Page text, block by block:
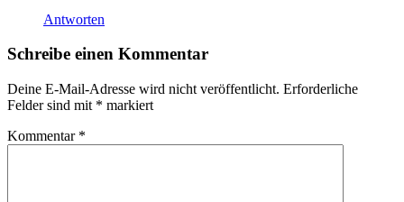
Antworten
Schreibe einen Kommentar
Deine E-Mail-Adresse wird nicht veröffentlicht. Erforderliche
Felder sind mit * markiert
Kommentar *